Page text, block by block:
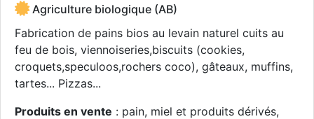
Agriculture biologique (AB)
Fabrication de pains bios au levain naturel cuits au
feu de bois, viennoiseries,biscuits (cookies,
croquets,speculoos,rochers coco), gâteaux, muffins,
tartes... Pizzas...
Produits en vente : pain, miel et produits dérivés,